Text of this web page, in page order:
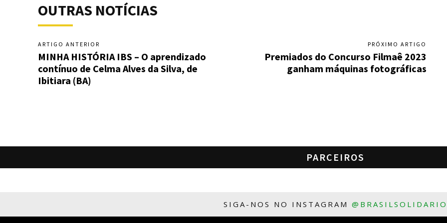
OUTRAS NOTÍCIAS
ARTIGO ANTERIOR
MINHA HISTÓRIA IBS – O aprendizado
contínuo de Celma Alves da Silva, de
Ibitiara (BA)
PRÓXIMO ARTIGO
Premiados do Concurso Filmaê 2023
ganham máquinas fotográficas
PARCEIROS
SIGA-NOS NO INSTAGRAM @BRASILSOLIDARIO